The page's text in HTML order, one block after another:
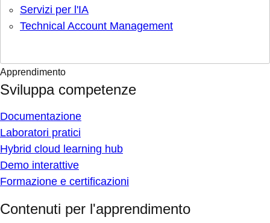
Servizi per l'IA
Technical Account Management
Apprendimento
Sviluppa competenze
Documentazione
Laboratori pratici
Hybrid cloud learning hub
Demo interattive
Formazione e certificazioni
Contenuti per l'apprendimento